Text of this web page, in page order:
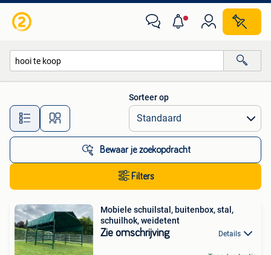
Alle afstanden…
Sorteer op
Bewaar je zoekopdracht
Filters
Mobiele schuilstal, buitenbox, stal,
schuilhok, weidetent
Zie omschrijving Details